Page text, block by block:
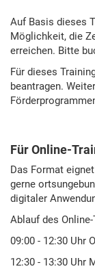
Auf Basis dieses
Möglichkeit, die
erreichen. Bitte
Für dieses
beantragen.
Für Online-
Das Format
gerne
digitaler
Ablauf des
09:00 - 12:30 Uhr
12:30 - 13:30 Uhr